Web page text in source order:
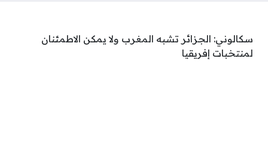
سكالوني: الجزائر تشبه المغرب ولا يمكن الاطمئنان
لمنتخبات إفريقيا